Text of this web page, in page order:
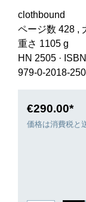
clothbound
ページ数 428 ,
重さ 1105 g
HN 2505 ·
979-0-2018-
€290.00*
価格は消費税と